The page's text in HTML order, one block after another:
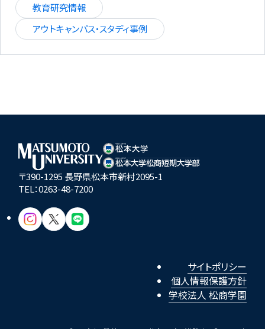
教育研究情報
アウトキャンパス・スタディ事例
〒390-1295 長野県松本市新村2095-1
TEL：0263-48-7200
サイトポリシー
個人情報保護方針
学校法人 松商学園